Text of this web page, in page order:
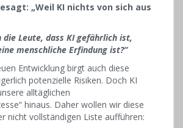
„Weil KI nichts von sich aus
die Leute, dass KI gefährlich ist,
menschliche Erfindung ist?“
Entwicklung birgt auch diese
potenzielle Risiken. Doch KI
alltäglichen
hinaus. Daher wollen wir diese
nicht vollständigen Liste aufführen: